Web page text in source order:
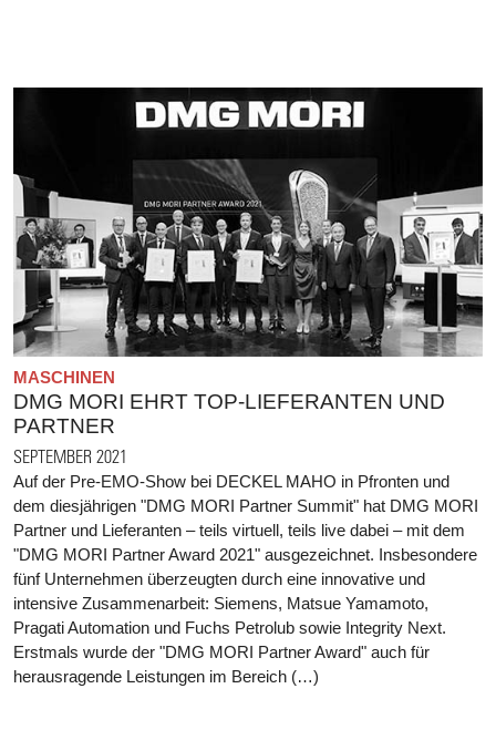
MASCHINEN
DMG MORI EHRT TOP-LIEFERANTEN UND
PARTNER
SEPTEMBER 2021
Auf der Pre-EMO-Show bei DECKEL MAHO in Pfronten und
dem diesjährigen "DMG MORI Partner Summit" hat DMG MORI
Partner und Lieferanten – teils virtuell, teils live dabei – mit dem
"DMG MORI Partner Award 2021" ausgezeichnet. Insbesondere
fünf Unternehmen überzeugten durch eine innovative und
intensive Zusammenarbeit: Siemens, Matsue Yamamoto,
Pragati Automation und Fuchs Petrolub sowie Integrity Next.
Erstmals wurde der "DMG MORI Partner Award" auch für
herausragende Leistungen im Bereich (…)